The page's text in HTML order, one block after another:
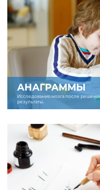
АНАГРАММЫ
Исследования мозга после
результаты.